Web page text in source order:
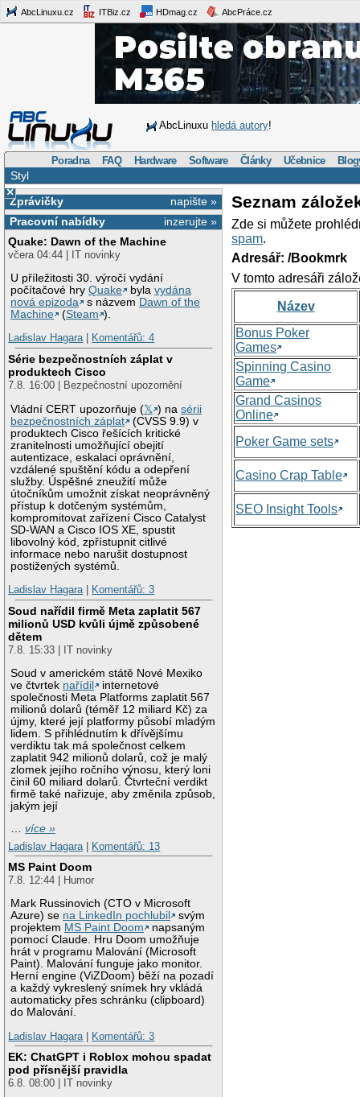
AbcLinuxu.cz ITBiz.cz HDmag.cz AbcPráce.cz
AbcLinuxu hledá autory!
Poradna FAQ Hardware Software Články Učebnice
Styl
×
napište »
Zprávičky
inzerujte »
Pracovní nabídky
Quake: Dawn of the Machine
včera 04:44 | IT novinky
U příležitosti 30. výročí vydání
počítačové hryQuake bylavydána
nová epizoda
s názvem Dawn of the
Machine
(Steam ).
Ladislav Hagara| Komentářů: 4
Série bezpečnostních záplat v
produktech Cisco
7.8. 16:00 | Bezpečnostní upozornění
Vládní CERT upozorňuje (𝕏 ) nasérii
bezpečnostních záplat
(CVSS 9.9) v
produktech Cisco řešících kritické
zranitelnosti umožňující obejití
autentizace, eskalaci oprávnění,
vzdálené spuštění kódu a odepření
služby. Úspěšné zneužití může
útočníkům umožnit získat neoprávněný
přístup k dotčeným systémům,
kompromitovat zařízení Cisco Catalyst
SD-WAN a Cisco IOS XE, spustit
libovolný kód, zpřístupnit citlivé
informace nebo narušit dostupnost
postižených systémů.
Ladislav Hagara| Komentářů: 3
Soud nařídil firmě Meta zaplatit 567
milionů USD kvůli újmě způsobené
dětem
7.8. 15:33 | IT novinky
Soud v americkém státě Nové Mexiko
ve čtvrtek nařídil
internetové
společnosti Meta Platforms zaplatit 567
milionů dolarů (téměř 12 miliard Kč) za
újmy, které její platformy působí mladým
lidem. S přihlédnutím k dřívějšímu
verdiktu tak má společnost celkem
zaplatit 942 milionů dolarů, což je malý
zlomek jejího ročního výnosu, který loni
činil 60 miliard dolarů. Čtvrteční verdikt
firmě také nařizuje, aby změnila způsob,
jakým její
…více »
Ladislav Hagara
Komentářů: 13
MS Paint Doom
7.8. 12:44 | Humor
Mark Russinovich (CTO v Microsoft
Azure) se na LinkedIn pochlubil
svým
projektem MS Paint Doom
napsaným
pomocí Claude. Hru Doom umožňuje
hrát v programu Malování (Microsoft
Paint). Malování funguje jako monitor.
Herní engine (ViZDoom) běží na pozadí
a každý vykreslený snímek hry vkládá
automaticky přes schránku (clipboard)
do Malování.
Ladislav Hagara
Komentářů: 3
EK: ChatGPT i Roblox mohou spadat
pod přísnější pravidla
6.8. 08:00 | IT novinky
Seznam
Zde si můžete
spam.
Adresář: /Bookmrk
V tomto adresáři
Název
Bonus Poker
Games
Spinning Casino
Game
Grand Casinos
Online
Poker Game sets
Casino Crap Table
SEO Insight Tools